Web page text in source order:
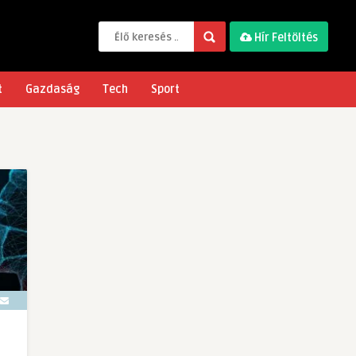
Hír Feltöltés
Gazdaság Tech Sport